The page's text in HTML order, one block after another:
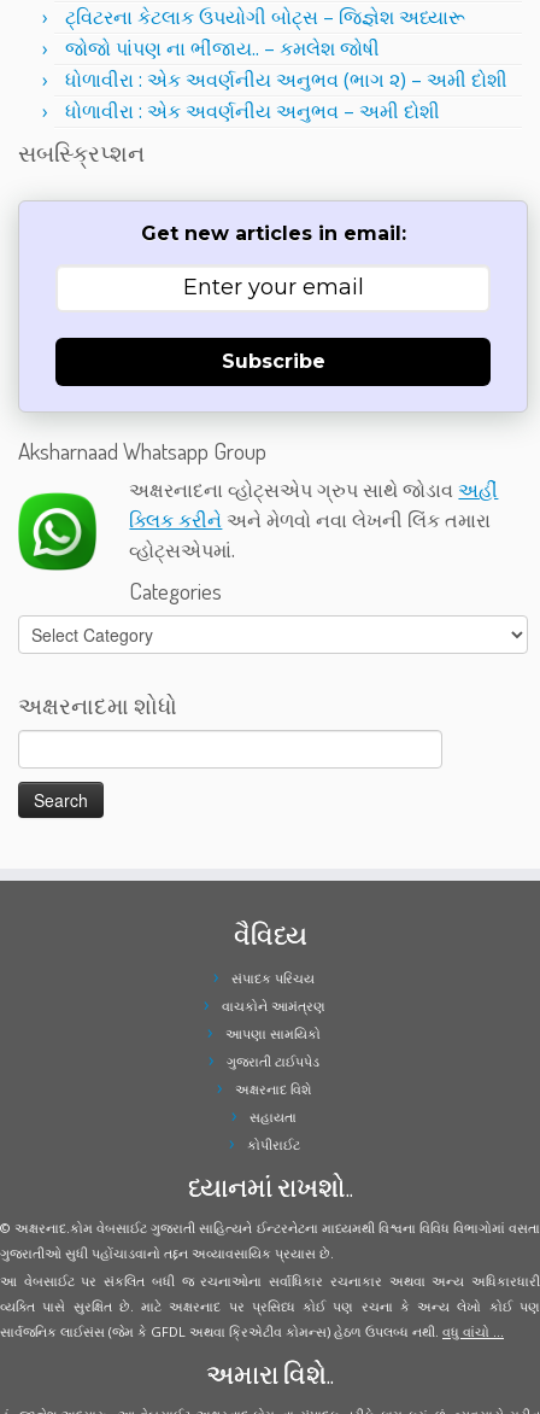
ટ્વિટરના કેટલાક ઉપયોગી બોટ્સ – જિજ્ઞેશ અધ્યારૂ
જોજો પાંપણ ના ભીંજાય.. – કમલેશ જોષી
ધોળાવીરા : એક અવર્ણનીય અનુભવ (ભાગ ૨) – અમી દોશી
ધોળાવીરા : એક અવર્ણનીય અનુભવ – અમી દોશી
સબસ્ક્રિપ્શન
Get new articles in email:
Subscribe
Aksharnaad Whatsapp Group
અક્ષરનાદના વ્હોટ્સએપ ગ્રુપ સાથે જોડાવઅહીં
ક્લિક કરીને અને મેળવો નવા લેખની લિંક તમારા
વ્હોટ્સએપમાં.
Categories
Categories
અક્ષરનાદમા શોધો
વૈવિધ્ય
સંપાદક પરિચય
વાચકોને આમંત્રણ
આપણા સામયિકો
ગુજરાતી ટાઈપપેડ
અક્ષરનાદ વિશે
સહાયતા
કોપીરાઈટ
ધ્યાનમાં રાખશો..
© અક્ષરનાદ.કોમ વેબસાઈટ ગુજરાતી સાહિત્યને ઈન્ટરનેટના માધ્યમથી વિશ્વના વિવિધ વિભાગોમાં વસતા
ગુજરાતીઓ સુધી પહોંચાડવાનો તદ્દન અવ્યાવસાયિક પ્રયાસ છે.
આ વેબસાઈટ પર સંકલિત બધી જ રચનાઓના સર્વાધિકાર રચનાકાર અથવા અન્ય અધિકારધારી
વ્યક્તિ પાસે સુરક્ષિત છે. માટે અક્ષરનાદ પર પ્રસિધ્ધ કોઈ પણ રચના કે અન્ય લેખો કોઈ પણ
સાર્વજનિક લાઈસંસ (જેમ કે GFDL અથવા ક્રિએટીવ કોમન્સ) હેઠળ ઉપલબ્ધ નથી. વધુ વાંચો ...
અમારા વિશે..